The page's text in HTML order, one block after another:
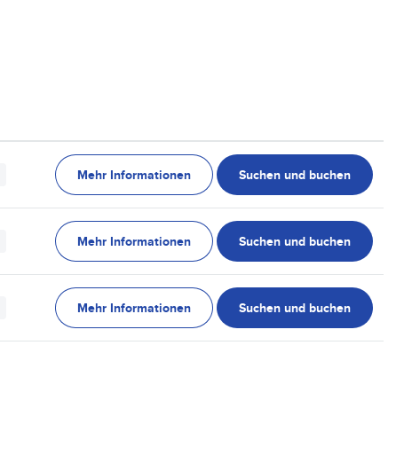
Mehr Informationen Suchen und buchen
Mehr Informationen Suchen und buchen
Mehr Informationen Suchen und buchen